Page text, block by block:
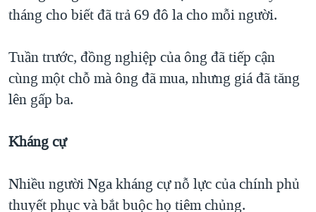
tháng cho biết đã trả 69 đô la cho mỗi người.
Tuần trước, đồng nghiệp của ông đã tiếp cận
cùng một chỗ mà ông đã mua, nhưng giá đã tăng
lên gấp ba.
Kháng cự
Nhiều người Nga kháng cự nỗ lực của chính phủ
thuyết phục và bắt buộc họ tiêm chủng.